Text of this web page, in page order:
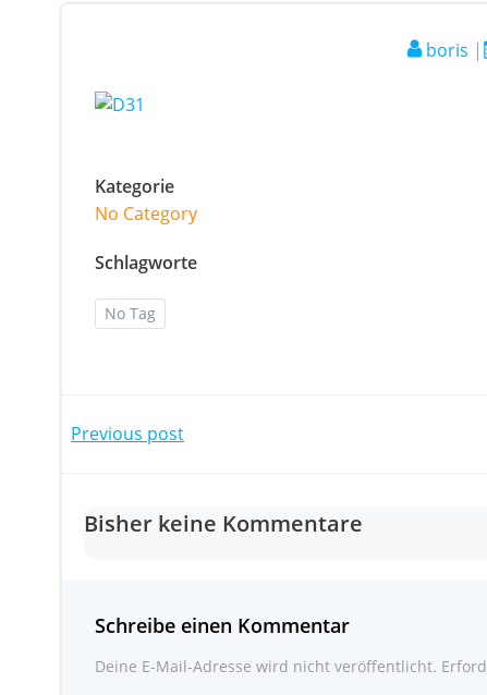
boris |
Kategorie
No Category
Schlagworte
No Tag
Post
Previous post
Bisher keine Kommentare
Schreibe einen Kommentar
Deine E-Mail-Adresse wird nicht veröffentlicht.